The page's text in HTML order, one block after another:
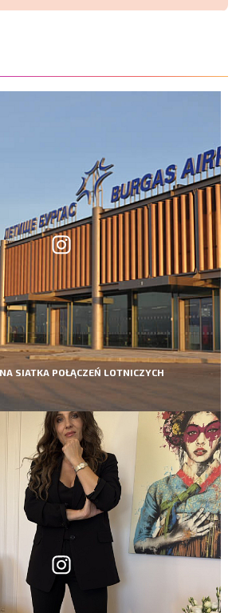
SIATKA POŁĄCZEŃ LOTNICZYCH